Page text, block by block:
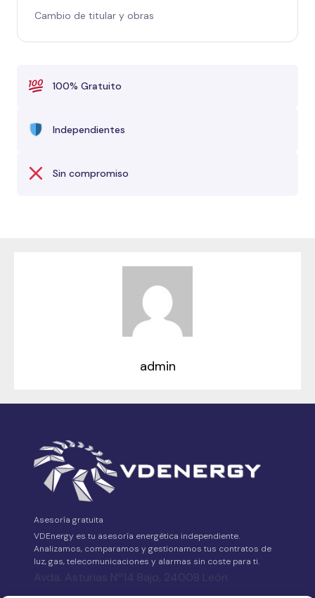
Cambio de titular y obras
100% Gratuito
Independientes
Sin compromiso
admin
Asesoría gratuita
VDEnergy es tu asesoría energética independiente.
Analizamos, comparamos y gestionamos tus contratos de
luz, gas, telecomunicaciones y alarmas sin coste para ti.
Avda. Asturias Nº14 Bajo, 24008 León